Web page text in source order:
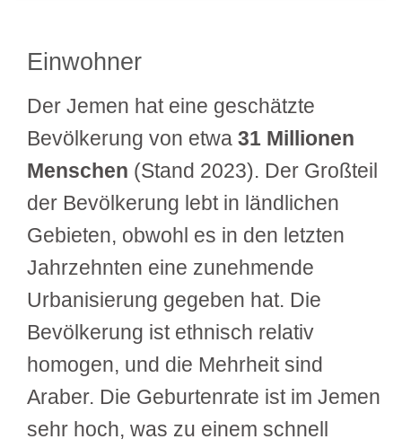
Einwohner
Der Jemen hat eine geschätzte
Bevölkerung von etwa 31 Millionen
Menschen (Stand 2023). Der Großteil
der Bevölkerung lebt in ländlichen
Gebieten, obwohl es in den letzten
Jahrzehnten eine zunehmende
Urbanisierung gegeben hat. Die
Bevölkerung ist ethnisch relativ
homogen, und die Mehrheit sind
Araber. Die Geburtenrate ist im Jemen
sehr hoch, was zu einem schnell